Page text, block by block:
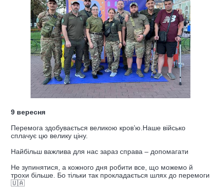
9 вересня
Перемога здобувається великою кровʼю.Наше військо
сплачує цю велику ціну.
Найбільш важлива для нас зараз справа – допомагати
Не зупинятися, а кожного дня робити все, що можемо й
трохи більше. Бо тільки так прокладається шлях до перемоги
🇺🇦